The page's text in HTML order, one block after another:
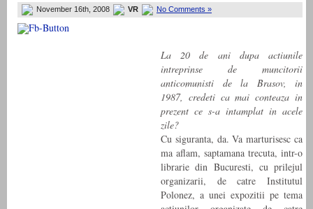
November 16th, 2008 VR No Comments »
La 20 de ani dupa actiunile
intreprinse de muncitorii
anticomunisti de la Brasov, in
1987, credeti ca mai conteaza in
prezent ce s-a intamplat in acele
zile?
Cu siguranta, da. Va marturisesc ca
ma aflam, saptamana trecuta, intr-o
librarie din Bucuresti, cu prilejul
organizarii, de catre Institutul
Polonez, a unei expozitii pe tema